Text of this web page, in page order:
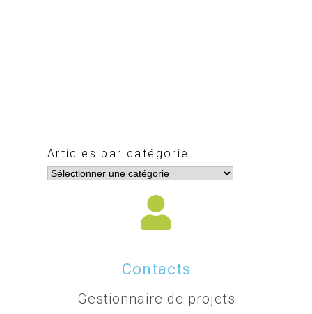
Articles par catégorie
Contacts
Gestionnaire de projets